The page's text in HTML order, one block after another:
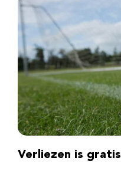
Verliezen is gratis